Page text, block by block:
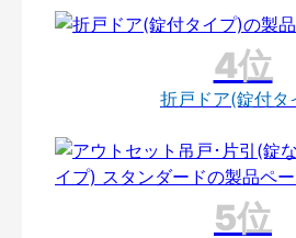
折戸ドア(錠付タ